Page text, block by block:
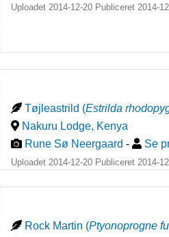
Uploadet 2014-12-20 Publiceret2014-
Tøjleastrild (Estrilda
Nakuru Lodge, Kenya
Rune Sø Neergaard - Se
Uploadet 2014-12-20 Publiceret2014-
Rock Martin (Ptyonoprogne